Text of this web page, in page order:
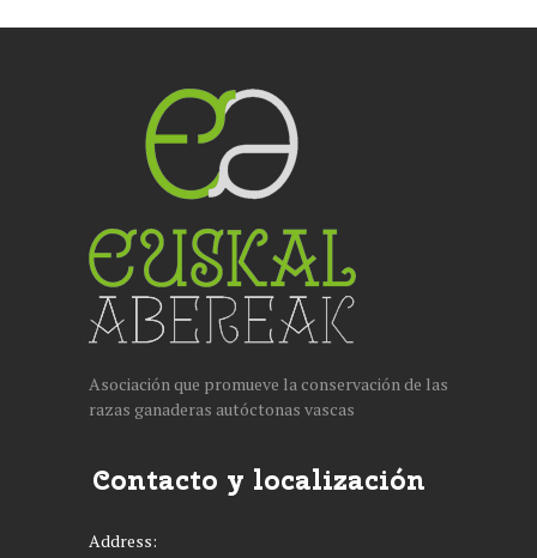
HASIERA
EUSKAL ABEREAK
ARRAZAK
HARREMANETARA
EUSKARA
Asociación que promueve la conservación de las
razas ganaderas autóctonas vascas
Contacto y localización
Address: